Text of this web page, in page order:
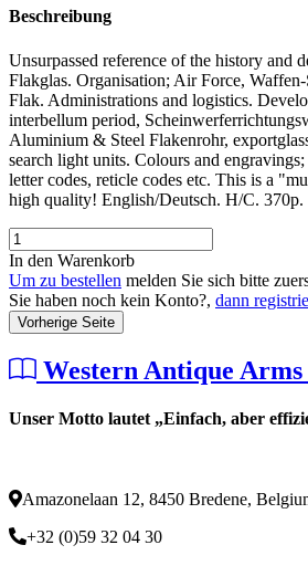
Beschreibung
Unsurpassed reference of the history and
Flakglas. Organisation; Air Force,
Flak. Administrations and logistics.
interbellum period,
Aluminium & Steel Flakenrohr,
search light units. Colours and
letter codes, reticle codes etc. This is a
high quality! English/Deutsch. H/C. 370p.
In den Warenkorb
Um zu bestellen melden Sie sich bitte
Sie haben noch kein Konto?, dann
Vorherige Seite
Western Antique
Unser Motto lautet „Einfach, aber
Amazonelaan 12, 8450 Bredene,
+32 (0)59 32 04 30